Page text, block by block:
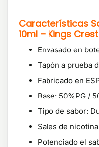
Características
10ml – Kings Crest
Envasado en
Tapón a prueba
Fabricado en
Base: 50%PG /
Tipo de sabor:
Sales de
Potenciado el